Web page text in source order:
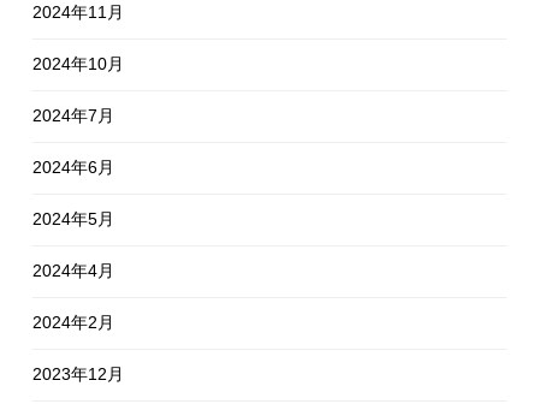
2024年11月
2024年10月
2024年7月
2024年6月
2024年5月
2024年4月
2024年2月
2023年12月